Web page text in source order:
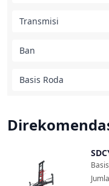
Transmisi
Ban
Basis Roda
Bandingkan